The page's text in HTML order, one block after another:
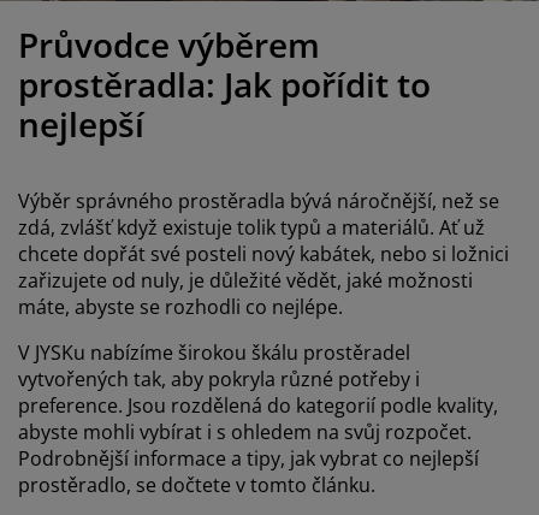
do ložnice
rámy s úložným prostorem
postele
o nábytek/doplňky
osvětlení
pokoj
mazlíčky
Průvodce výběrem
prostěradla: Jak pořídit to
nejlepší
Výběr správného prostěradla bývá náročnější, než se
zdá, zvlášť když existuje tolik typů a materiálů. Ať už
chcete dopřát své posteli nový kabátek, nebo si ložnici
zařizujete od nuly, je důležité vědět, jaké možnosti
máte, abyste se rozhodli co nejlépe.
V JYSKu nabízíme širokou škálu prostěradel
vytvořených tak, aby pokryla různé potřeby i
preference. Jsou rozdělená do kategorií podle kvality,
abyste mohli vybírat i s ohledem na svůj rozpočet.
Podrobnější informace a tipy, jak vybrat co nejlepší
prostěradlo, se dočtete v tomto článku.